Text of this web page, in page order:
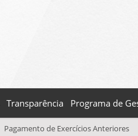
Transparência Programa de
Pagamento de Exercícios Anteriores